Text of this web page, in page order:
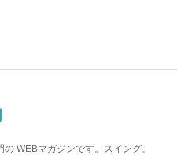
WEBマガジンです。スイング、